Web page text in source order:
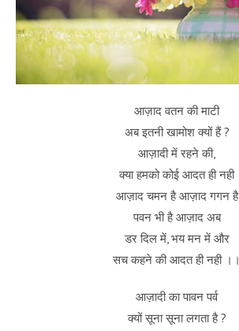
आज़ाद वतन की माटी
अब इतनी खामोश क्यों हैं ?
आज़ादी में रहने की,
क्या हमको कोई आदत ही नही
आज़ाद चमन है आज़ाद गगन है
पवन भी है आज़ाद अब
डर दिल में, भय मन में और
सच कहने की आदत ही नही ।।
आज़ादी का पावन पर्व
क्यों सूना सूना लगता है ?